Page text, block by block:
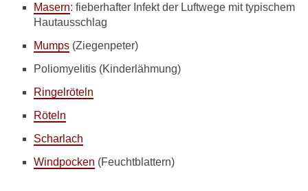
Masern: fieberhafter Infekt der Luftwege mit typischem
Hautausschlag
Mumps (Ziegenpeter)
Poliomyelitis (Kinderlähmung)
Ringelröteln
Röteln
Scharlach
Windpocken (Feuchtblattern)
h
e
e
s
h
e
r
d
e